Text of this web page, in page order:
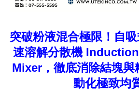
突破粉液混合極限！ 自
速溶解分散機
Mixer， 徹底消除結塊與
動化極致均